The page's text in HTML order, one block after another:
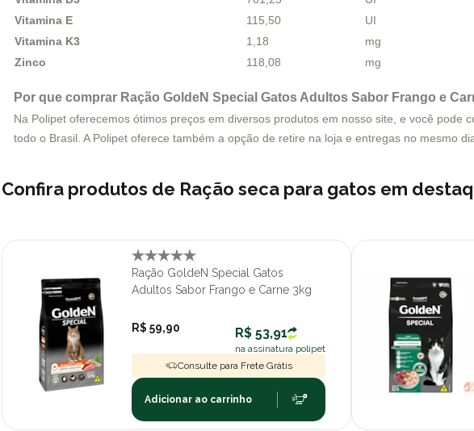
Vitamina E
115,50
UI
Vitamina K3
1,18
mg
Zinco
118,08 mg
Por que comprar Ração GoldeN Special Gatos Adultos Sabor Frango e
Na Polipet oferecemos ótimos preços em diversos produtos em nosso site, e você
todo o Brasil. A Polipet oferece também a opção de retire na loja e entregas no mesmo
Confira produtos de Ração seca para gatos em
Ração GoldeN Special Gatos
Adultos Sabor Frango e Carne 3kg
R$ 59,90 R$ 53,91
na assinatura polipet
Consulte para Frete Grátis
Adicionar ao carrinho